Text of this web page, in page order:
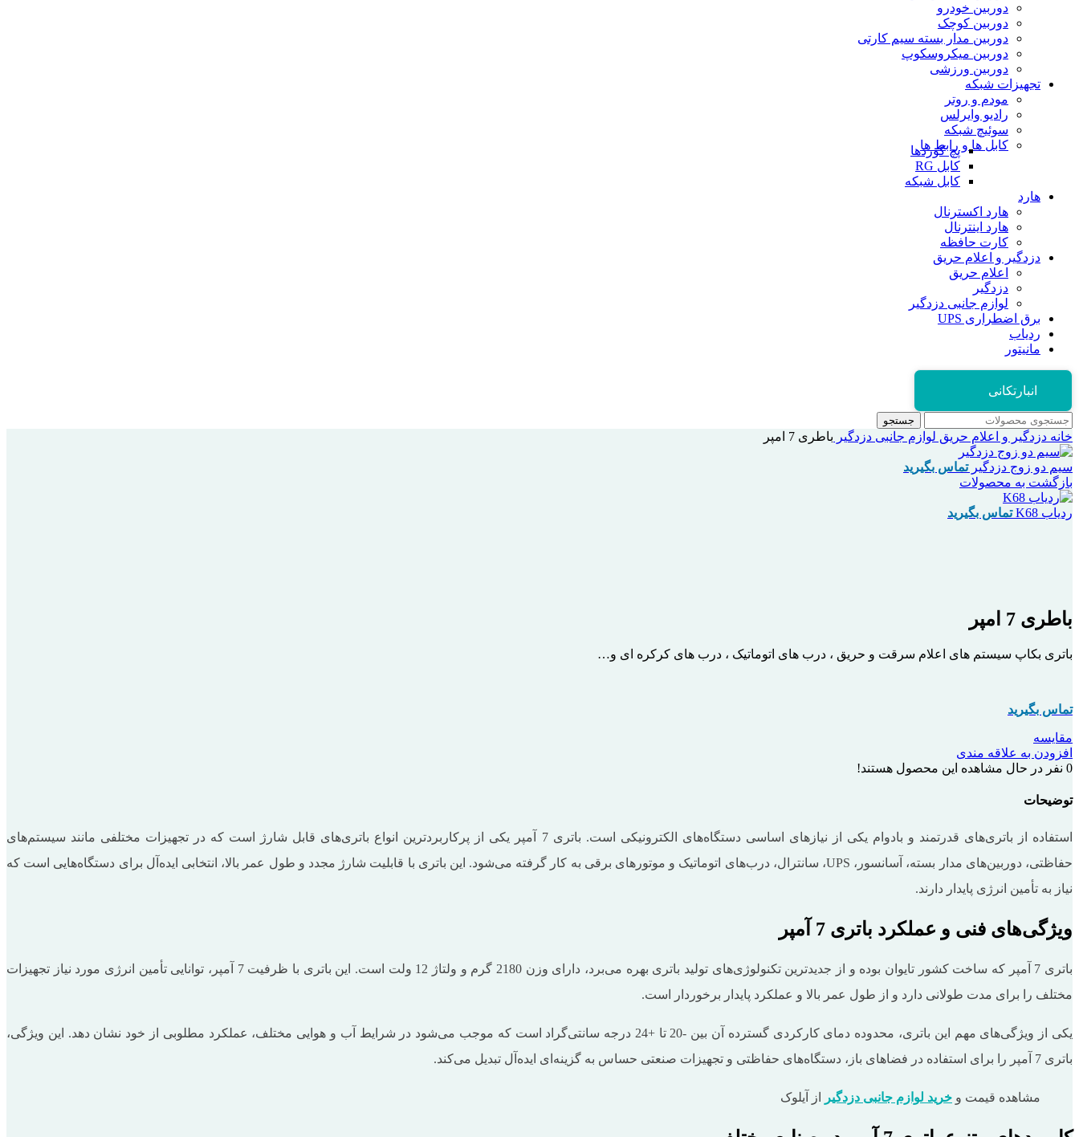
دوربین خودرو
دوربین کوچک
دوربین مدار بسته سیم کارتی
دوربین میکروسکوپ
دوربین ورزشی
تجهیزات شبکه
مودم و روتر
رادیو وایرلس
سوئیچ شبکه
کابل ها و رابط ها
پچ کوردها
کابل RG
کابل شبکه
هارد
هارد اکسترنال
هارد اینترنال
کارت حافظه
دزدگیر و اعلام حریق
اعلام حریق
دزدگیر
لوازم جانبی دزدگیر
برق اضطراری UPS
ردیاب
مانیتور
انبارتکانی
جستجو
خانه دزدگیر و اعلام حریق لوازم جانبی دزدگیر باطری 7 امپر
سیم دو زوج دزدگیرتماس بگیرید
بازگشت به محصولات
ردیاب K68
تماس بگیرید
باطری 7 امپر
باتری بکاپ سیستم های اعلام سرقت و حریق ، درب های اتوماتیک ، درب های کرکره ای و…
تماس بگیرید
مقایسه
افزودن به علاقه مندی
0 نفر در حال مشاهده این محصول هستند!
توضیحات
استفاده از باتری‌های قدرتمند و بادوام یکی از نیازهای اساسی دستگاه‌های الکترونیکی است. باتری 7 آمپر یکی از پرکاربردترین انواع باتری‌های قابل شارژ است که در تجهیزات مختلفی مانند سیستم‌های
حفاظتی، دوربین‌های مدار بسته، آسانسور، UPS، سانترال، درب‌های اتوماتیک و موتورهای برقی به کار گرفته می‌شود. این باتری با قابلیت شارژ مجدد و طول عمر بالا، انتخابی ایده‌آل برای دستگاه‌هایی است که
نیاز به تأمین انرژی پایدار دارند.
ویژگی‌های فنی و عملکرد باتری 7 آمپر
باتری 7 آمپر که ساخت کشور تایوان بوده و از جدیدترین تکنولوژی‌های تولید باتری بهره می‌برد، دارای وزن 2180 گرم و ولتاژ 12 ولت است. این باتری با ظرفیت 7 آمپر، توانایی تأمین انرژی مورد نیاز تجهیزات
مختلف را برای مدت طولانی دارد و از طول عمر بالا و عملکرد پایدار برخوردار است.
یکی از ویژگی‌های مهم این باتری، محدوده دمای کارکردی گسترده آن بین -20 تا +24 درجه سانتی‌گراد است که موجب می‌شود در شرایط آب‌ و هوایی مختلف، عملکرد مطلوبی از خود نشان دهد. این ویژگی،
باتری 7 آمپر را برای استفاده در فضاهای باز، دستگاه‌های حفاظتی و تجهیزات صنعتی حساس به گزینه‌ای ایده‌آل تبدیل می‌کند.
مشاهده قیمت و خرید لوازم جانبی دزدگیر از آیلوک